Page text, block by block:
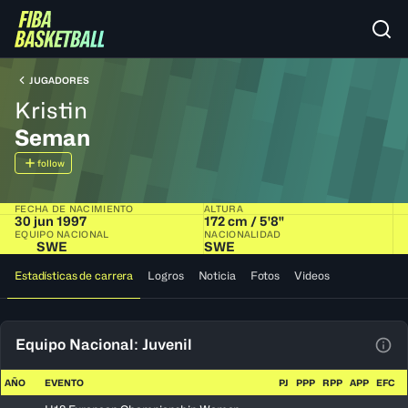
JUGADORES
Kristin
Seman
follow
FECHA DE NACIMIENTO
30 jun 1997
ALTURA
172 cm / 5'8"
EQUIPO NACIONAL
SWE
NACIONALIDAD
SWE
Estadísticas de carrera Logros Noticia Fotos Videos
Equipo Nacional: Juvenil
AÑO EVENTO PJ PPP RPP APP EFC